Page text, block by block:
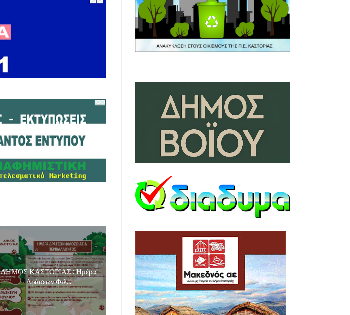
ΔΗΜΟΣ ΚΑΣΤΟΡΙΑΣ : Ημέρα
Δράσεων Φιλ...